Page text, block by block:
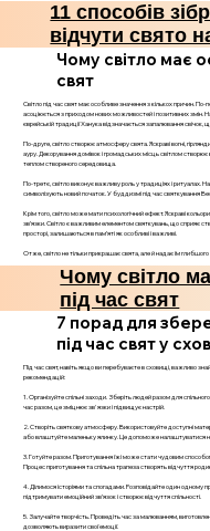
11 способів
відчути свято
Чому світло має
свят
Світло під час свят має особливе значення з кількох причин. По-
асоціюється з приходом нових можливостей і позитивних змін.
єврейській традиції Ханука відзначається запалювання свічок,
По-друге, світло створює атмосферу свята. Яскраві вогні,
ауру. Декорування домівок і громадських місць світлом
теплом створеного середовища.
По-третє, світло виконує важливу роль у традиціях і ритуалах.
символізують новий початок. У буддизмі під час святкування
Крім того, світло може мати психологічний ефект. Яскраві
зв’язки. Світло є важливим елементом святкувань, що сприяє
просторі, залишаються в пам’яті як особливі і важливі.
Отже, світло не тільки прикрашає свята, але й надає їм глибшого
Чому світло
під час свят
7 порад для
під час свят у
Під час свят, навіть якщо ви перебуваєте в сховищі, важливо
рекомендацій:
1. Організуйте спільні заходи. Зберіть людей разом для
час разом, це зміцнює зв'язки і підвищує настрій.
2. Створіть святкову атмосферу. Використовуйте доступні
або влаштуйте маленьку ялинку. Це допоможе налаштуватися
3. Готуйте разом. Приготування їжі може стати чудовим
Процес приготування та спільна трапеза створять відчуття
4. Ділимося історіями та спогадами. Розповідайте один одному
підтримувати емоційний зв’язок і створює відчуття спільності.
5. Залучайте творчість. Проведіть час за малюванням,
дозволяють виразити свої емоції.